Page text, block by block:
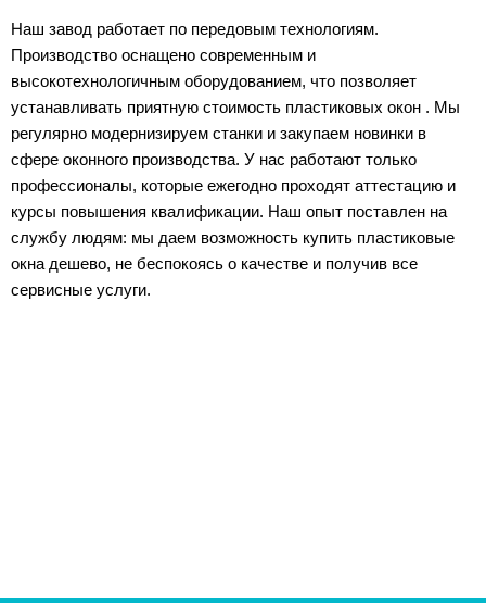
Наш завод работает по передовым технологиям.
Производство оснащено современным и
высокотехнологичным оборудованием, что позволяет
устанавливать приятную стоимость пластиковых окон . Мы
регулярно модернизируем станки и закупаем новинки в
сфере оконного производства. У нас работают только
профессионалы, которые ежегодно проходят аттестацию и
курсы повышения квалификации. Наш опыт поставлен на
службу людям: мы даем возможность купить пластиковые
окна дешево, не беспокоясь о качестве и получив все
сервисные услуги.